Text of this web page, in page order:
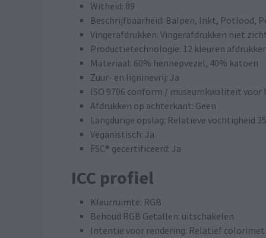
Witheid: 89
Beschrijfbaarheid: Balpen, Inkt, Potlood,
Vingerafdrukken: Vingerafdrukken niet
Productietechnologie: 12 kleuren
Materiaal: 60% hennepvezel, 40% katoen
Zuur- en ligninevrij: Ja
ISO 9706 conform / museumkwaliteit
Afdrukken op achterkant: Geen
Langdurige opslag: Relatieve vochtigheid
Veganistisch: Ja
FSC® gecertificeerd: Ja
ICC profiel
Kleurruimte: RGB
Behoud RGB Getallen: uitschakelen
Intentie voor rendering: Relatief